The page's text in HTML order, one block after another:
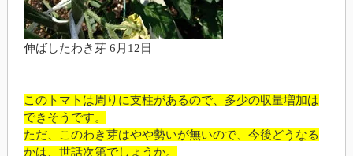
伸ばしたわき芽 6月12日
このトマトは周りに支柱があるので、多少の収量増加は
できそうです。
ただ、このわき芽はやや勢いが無いので、今後どうなる
かは、世話次第でしょうか。